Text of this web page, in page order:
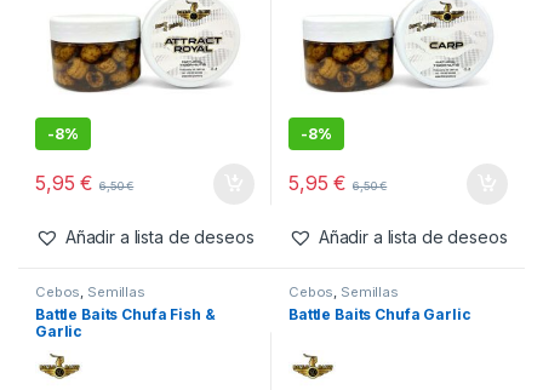
-8%
5,95€ 6,50€
Añadir a lista de deseos
-8%
5,95€ 6,50€
Añadir a lista de deseos
Cebos, Semillas
Battle Baits Chufa Fish &
Garlic
Cebos, Semillas
Battle Baits Chufa Garlic